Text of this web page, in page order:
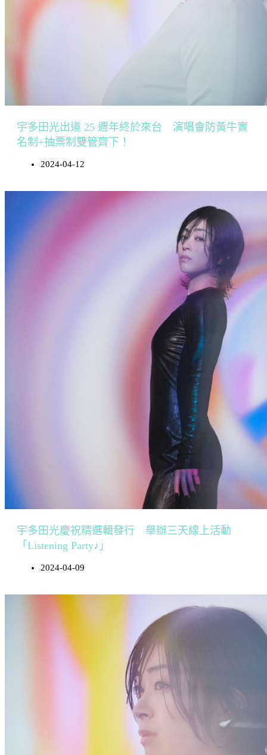
宇多田光出道 25 週年終於來台 演唱會防黃牛實
名制+抽票制雙管齊下！
2024-04-12
宇多田光慶祝精選輯發行 舉辦三天線上活動
「Listening Party♪」
2024-04-09